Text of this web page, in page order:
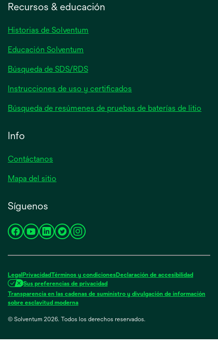
pestaña
Recursos & educación
Historias de Solventum
Educación Solventum
Búsqueda de SDS/RDS
Instrucciones de uso y certificados
Búsqueda de resúmenes de pruebas de baterías de litio
Info
Contáctanos
Mapa del sitio
Síguenos
se
una
pestaña
nueva
se
una
pestaña
nueva
se
una
pestaña
nueva
se
una
pestaña
nueva
se
pestaña
nueva
LegalPrivacidadTérminos y condicionesDeclaración de accesibilidad
Sus preferencias de privacidad
Transparencia en las cadenas de suministro y divulgación de información
sobre esclavitud modernase
en
© Solventum 2026. Todos los derechos reservados.